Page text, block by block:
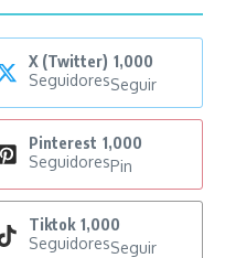
X (Twitter) 1,000
SeguidoresSeguir
Pinterest 1,000
SeguidoresPin
Tiktok 1,000
SeguidoresSeguir